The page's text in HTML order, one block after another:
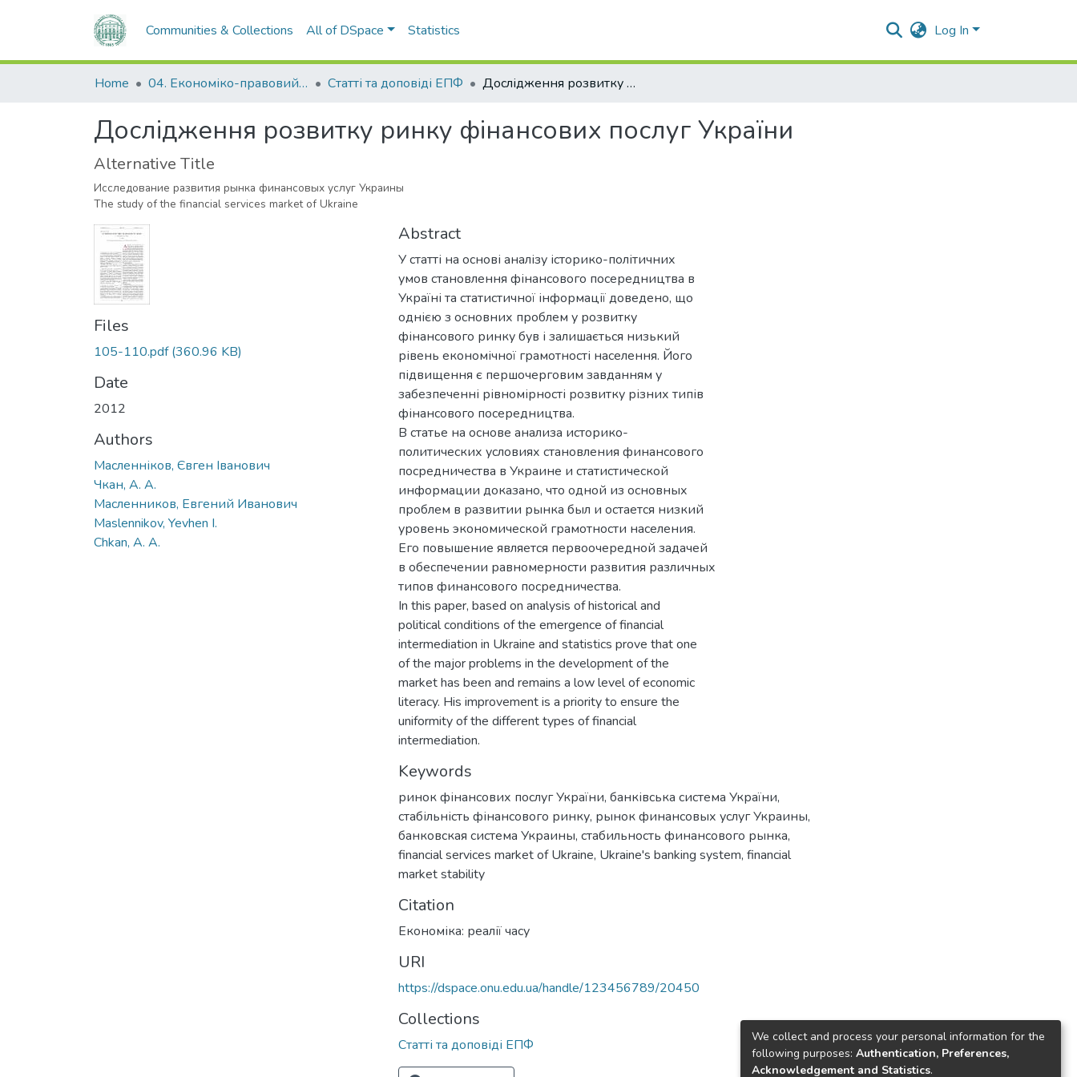
Communities & Collections All of DSpace Statistics Log In
Home 04. Економіко-правовий факультет Статті та доповіді ЕПФ Дослідження розвитку ринку фінансових послуг України
Дослідження розвитку ринку фінансових послуг України
Alternative Title
Исследование развития рынка финансовых услуг Украины
The study of the financial services market of Ukraine
Files
105-110.pdf(360.96 KB)
Date
2012
Authors
Масленніков, Євген Іванович
Чкан, А. А.
Масленников, Евгений Иванович
Maslennikov, Yevhen I.
Chkan, A. A.
Abstract
У статті на основі аналізу історико-політичних
умов становлення фінансового посередництва в
Україні та статистичної інформації доведено, що
однією з основних проблем у розвитку
фінансового ринку був і залишається низький
рівень економічної грамотності населення. Його
підвищення є першочерговим завданням у
забезпеченні рівномірності розвитку різних типів
фінансового посередництва.
В статье на основе анализа историко-
политических условиях становления финансового
посредничества в Украине и статистической
информации доказано, что одной из основных
проблем в развитии рынка был и остается низкий
уровень экономической грамотности населения.
Его повышение является первоочередной задачей
в обеспечении равномерности развития различных
типов финансового посредничества.
In this paper, based on analysis of historical and
political conditions of the emergence of financial
intermediation in Ukraine and statistics prove that one
of the major problems in the development of the
market has been and remains a low level of economic
literacy. His improvement is a priority to ensure the
uniformity of the different types of financial
intermediation.
Keywords
ринок фінансових послуг України, банківська система України,
стабільність фінансового ринку, рынок финансовых услуг Украины,
банковская система Украины, стабильность финансового рынка,
financial services market of Ukraine, Ukraine's banking system, financial
market stability
Citation
Економіка: реалії часу
URI
https://dspace.onu.edu.ua/handle/123456789/20450
Collections
Статті та доповіді ЕПФ
We collect and process your personal information for the
following purposes: Authentication, Preferences,
Acknowledgement and Statistics.